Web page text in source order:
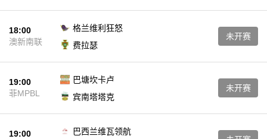
18:00
澳新南联
格兰维利狂怒
费拉瑟
未开赛
19:00
菲MPBL
巴塘坎卡卢
宾南塔塔克
未开赛
19:00
巴西兰维瓦领航